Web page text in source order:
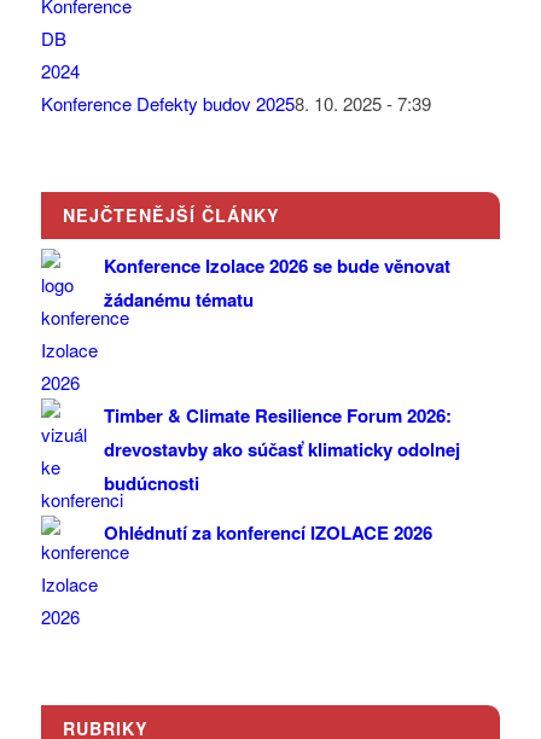
Konference Defekty budov 20258. 10. 2025 - 7:39
NEJČTENĚJŠÍ ČLÁNKY
Konference Izolace 2026 se bude věnovat
žádanému tématu
Timber & Climate Resilience Forum 2026:
drevostavby ako súčasť klimaticky odolnej
budúcnosti
Ohlédnutí za konferencí IZOLACE 2026
RUBRIKY